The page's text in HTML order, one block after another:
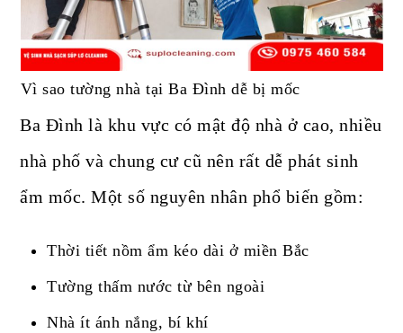
Vì sao tường nhà tại Ba Đình dễ bị mốc
Ba Đình là khu vực có mật độ nhà ở cao, nhiều
nhà phố và chung cư cũ nên rất dễ phát sinh
ẩm mốc. Một số nguyên nhân phổ biến gồm:
Thời tiết nồm ẩm kéo dài ở miền Bắc
Tường thấm nước từ bên ngoài
Nhà ít ánh nắng, bí khí